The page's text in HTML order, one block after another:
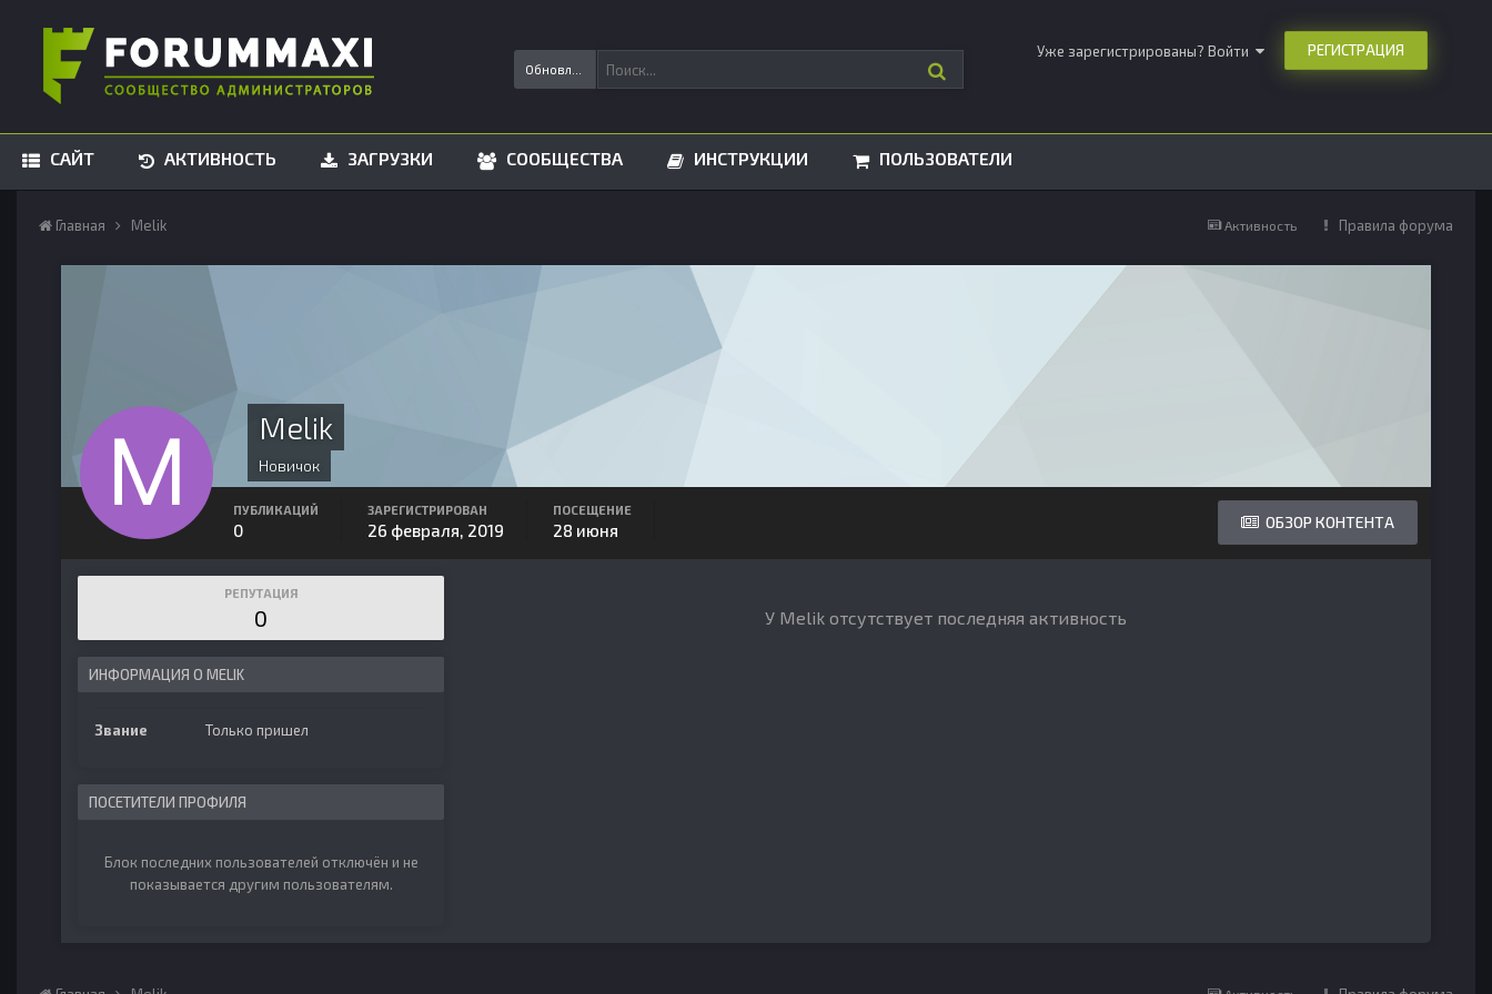
Уже зарегистрированы? Войти РЕГИСТРАЦИЯ
САЙТ АКТИВНОСТЬ ЗАГРУЗКИ СООБЩЕСТВА ИНСТРУКЦИИ ПОЛЬЗОВАТЕЛИ
Активность Правила форума
Главная Melik
Melik
Новичок
ОБЗОР КОНТЕНТА
ПУБЛИКАЦИЙ
0
ЗАРЕГИСТРИРОВАН
26 февраля, 2019
ПОСЕЩЕНИЕ
28 июня
РЕПУТАЦИЯ
0
ИНФОРМАЦИЯ О MELIK
Звание Только пришел
ПОСЕТИТЕЛИ ПРОФИЛЯ
Блок последних пользователей отключён и не
показывается другим пользователям.
У Melik отсутствует последняя активность